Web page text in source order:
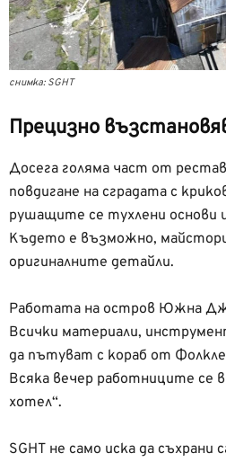
снимка: SGHT
Прецизно
Досега голяма част от
повдигане на сградата с
рушащите се тухлени основи
Където е възможно,
оригиналните детайли.
Работата на остров Южна
Всички материали,
да пътуват с кораб от
Всяка вечер работниците се
хотел“.
SGHT не само иска да съхрани